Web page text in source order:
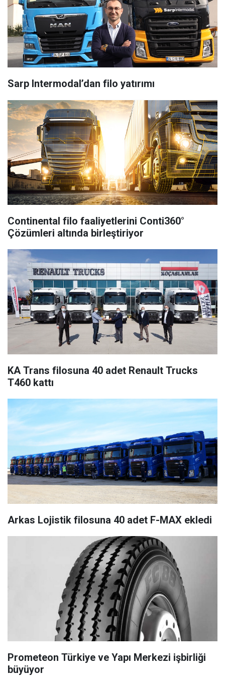
Sarp Intermodal’dan filo yatırımı
Continental filo faaliyetlerini Conti360°
Çözümleri altında birleştiriyor
KA Trans filosuna 40 adet Renault Trucks
T460 kattı
Arkas Lojistik filosuna 40 adet F-MAX ekledi
Prometeon Türkiye ve Yapı Merkezi işbirliği
büyüyor